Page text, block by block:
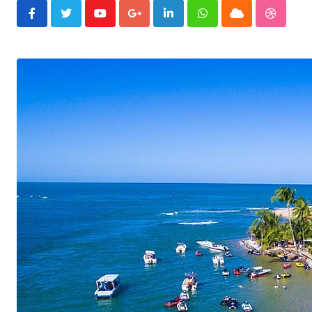
YoutubeGoogle+LinkedInWhatsappCloud